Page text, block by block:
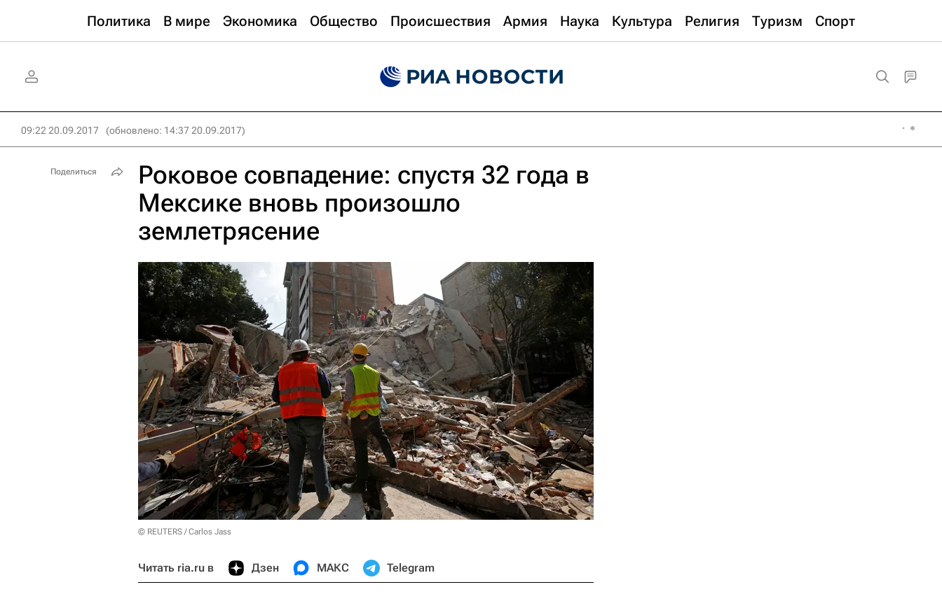
Политика В мире Экономика Общество Происшествия Армия Наука Культура Религия Туризм Спорт
09:22 20.09.2017 (обновлено: 14:37 20.09.2017)
Роковое совпадение: спустя 32 года в
Мексике вновь произошло
землетрясение
© REUTERS / Carlos Jass
Читать ria.ru в Дзен МАКС Telegram
Поделиться